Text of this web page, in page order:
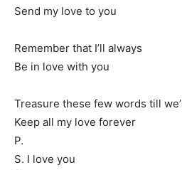
Send my love to you
Remember that I’ll always
Be in love with you
Treasure these few words till
Keep all my love forever
P.
S. I love you